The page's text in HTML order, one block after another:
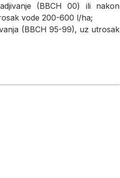
(BBCH 00) ili nakon
vode 200-600 l/ha;
(BBCH 95-99), uz utrosak